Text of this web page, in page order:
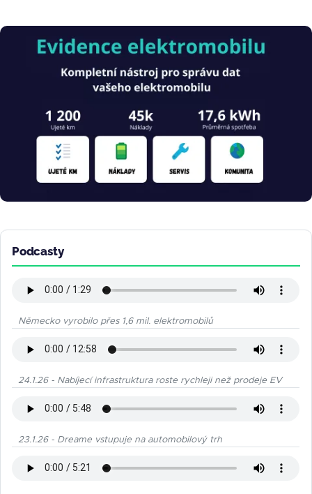
Obrázek
Podcasty
Německo vyrobilo přes 1,6 mil. elektromobilů
24.1.26 - Nabíjecí infrastruktura roste rychleji než prodeje EV
23.1.26 - Dreame vstupuje na automobilový trh